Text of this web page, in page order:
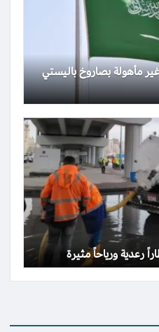
مأهولة بصاروخ باليستي
رعدية ورياحاً مثيرة